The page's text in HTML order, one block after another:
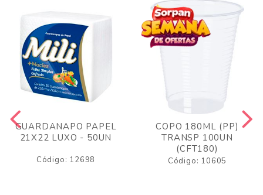
GUARDANAPO PAPEL
21X22 LUXO - 50UN
Código: 12698
COPO 180ML (PP)
TRANSP 100UN
(CFT180)
Código: 10605